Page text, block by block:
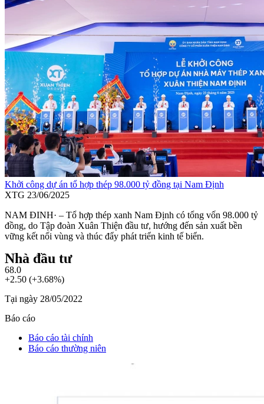
Khởi công dự án tổ hợp thép 98.000 tỷ đồng tại Nam Định
XTG 23/06/2025
NAM ĐINH· – Tổ hợp thép xanh Nam Định có tổng vốn 98.000 tỷ
đồng, do Tập đoàn Xuân Thiện đầu tư, hướng đến sản xuất bền
vững kết nối vùng và thúc đẩy phát triển kinh tế biển.
Nhà đầu tư
68.0
+2.50 (+3.68%)
Tại ngày 28/05/2022
Báo cáo
Báo cáo tài chính
Báo cáo thường niên